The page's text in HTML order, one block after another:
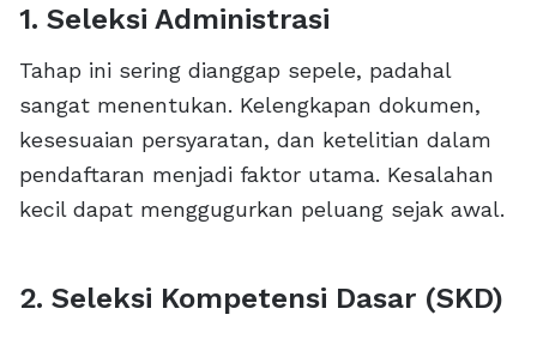
1. Seleksi Administrasi
Tahap ini sering dianggap sepele, padahal
sangat menentukan. Kelengkapan dokumen,
kesesuaian persyaratan, dan ketelitian dalam
pendaftaran menjadi faktor utama. Kesalahan
kecil dapat menggugurkan peluang sejak awal.
2. Seleksi Kompetensi Dasar (SKD)